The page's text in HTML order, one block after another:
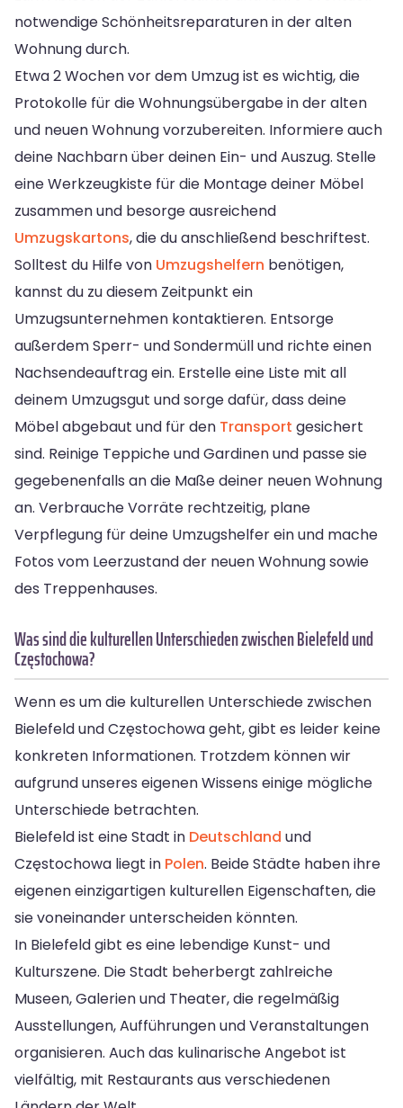
notwendige Schönheitsreparaturen in der alten
Wohnung durch.
Etwa 2 Wochen vor dem Umzug ist es wichtig, die
Protokolle für die Wohnungsübergabe in der alten
und neuen Wohnung vorzubereiten. Informiere auch
deine Nachbarn über deinen Ein- und Auszug. Stelle
eine Werkzeugkiste für die Montage deiner Möbel
zusammen und besorge ausreichend
Umzugskartons, die du anschließend beschriftest.
Solltest du Hilfe von Umzugshelfern benötigen,
kannst du zu diesem Zeitpunkt ein
Umzugsunternehmen kontaktieren. Entsorge
außerdem Sperr- und Sondermüll und richte einen
Nachsendeauftrag ein. Erstelle eine Liste mit all
deinem Umzugsgut und sorge dafür, dass deine
Möbel abgebaut und für den Transport gesichert
sind. Reinige Teppiche und Gardinen und passe sie
gegebenenfalls an die Maße deiner neuen Wohnung
an. Verbrauche Vorräte rechtzeitig, plane
Verpflegung für deine Umzugshelfer ein und mache
Fotos vom Leerzustand der neuen Wohnung sowie
des Treppenhauses.
Was sind die kulturellen Unterschieden zwischen Bielefeld und
Częstochowa?
Wenn es um die kulturellen Unterschiede zwischen
Bielefeld und Częstochowa geht, gibt es leider keine
konkreten Informationen. Trotzdem können wir
aufgrund unseres eigenen Wissens einige mögliche
Unterschiede betrachten.
Bielefeld ist eine Stadt in Deutschland und
Częstochowa liegt in Polen. Beide Städte haben ihre
eigenen einzigartigen kulturellen Eigenschaften, die
sie voneinander unterscheiden könnten.
In Bielefeld gibt es eine lebendige Kunst- und
Kulturszene. Die Stadt beherbergt zahlreiche
Museen, Galerien und Theater, die regelmäßig
Ausstellungen, Aufführungen und Veranstaltungen
organisieren. Auch das kulinarische Angebot ist
vielfältig, mit Restaurants aus verschiedenen